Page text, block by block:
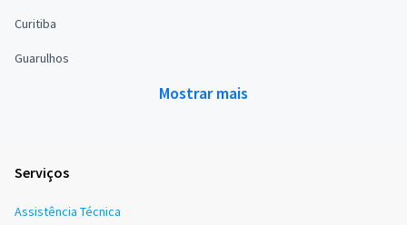
Curitiba
Guarulhos
Mostrar mais
Serviços
Assistência Técnica